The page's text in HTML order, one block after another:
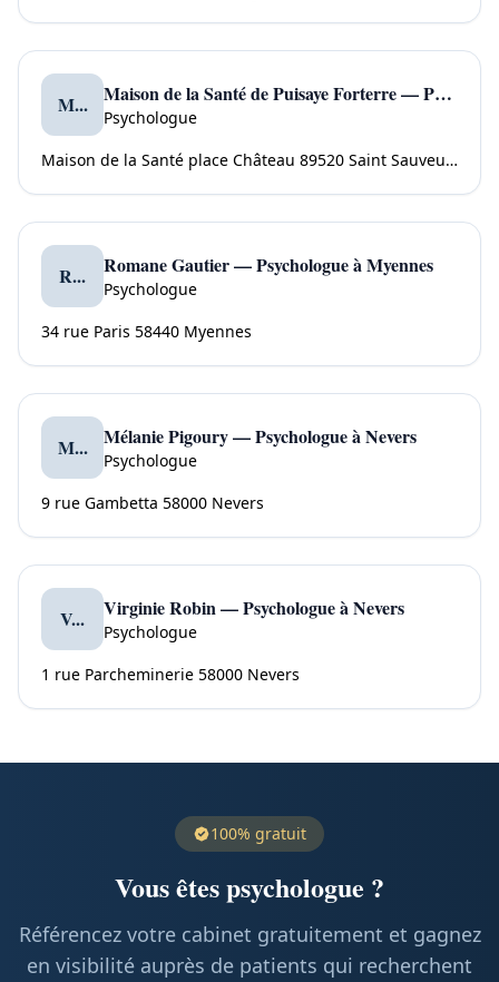
M... Maison de la Santé de Puisaye Forterre — Psychologue à Saint Sauveur en Puisaye
Psychologue
Maison de la Santé place Château 89520 Saint Sauveur en Puisaye
R... Romane Gautier — Psychologue à Myennes
Psychologue
34 rue Paris 58440 Myennes
M... Mélanie Pigoury — Psychologue à Nevers
Psychologue
9 rue Gambetta 58000 Nevers
V... Virginie Robin — Psychologue à Nevers
Psychologue
1 rue Parcheminerie 58000 Nevers
100% gratuit
Vous êtes psychologue ?
Référencez votre cabinet gratuitement et gagnez
en visibilité auprès de patients qui recherchent